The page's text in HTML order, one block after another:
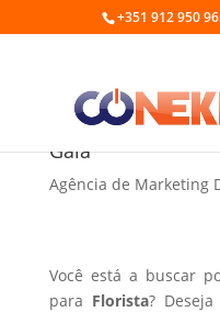
+351 912 950
Fazer site para
Gaia
Agência de Marketing
Você está a buscar
para Florista?